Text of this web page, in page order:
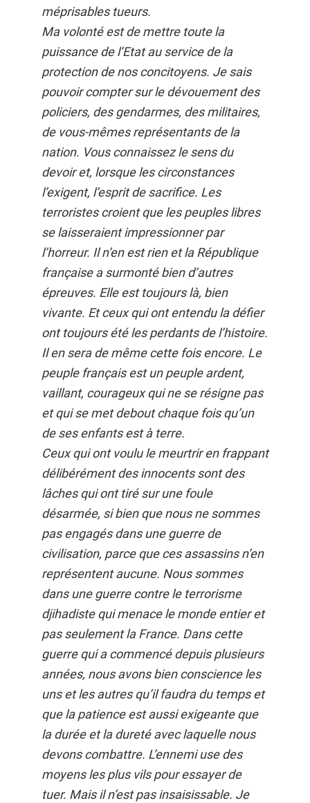
méprisables tueurs.
Ma volonté est de mettre toute la
puissance de l’Etat au service de la
protection de nos concitoyens. Je sais
pouvoir compter sur le dévouement des
policiers, des gendarmes, des militaires,
de vous-mêmes représentants de la
nation. Vous connaissez le sens du
devoir et, lorsque les circonstances
l’exigent, l’esprit de sacrifice. Les
terroristes croient que les peuples libres
se laisseraient impressionner par
l’horreur. Il n’en est rien et la République
française a surmonté bien d’autres
épreuves. Elle est toujours là, bien
vivante. Et ceux qui ont entendu la défier
ont toujours été les perdants de l’histoire.
Il en sera de même cette fois encore. Le
peuple français est un peuple ardent,
vaillant, courageux qui ne se résigne pas
et qui se met debout chaque fois qu’un
de ses enfants est à terre.
Ceux qui ont voulu le meurtrir en frappant
délibérément des innocents sont des
lâches qui ont tiré sur une foule
désarmée, si bien que nous ne sommes
pas engagés dans une guerre de
civilisation, parce que ces assassins n’en
représentent aucune. Nous sommes
dans une guerre contre le terrorisme
djihadiste qui menace le monde entier et
pas seulement la France. Dans cette
guerre qui a commencé depuis plusieurs
années, nous avons bien conscience les
uns et les autres qu’il faudra du temps et
que la patience est aussi exigeante que
la durée et la dureté avec laquelle nous
devons combattre. L’ennemi use des
moyens les plus vils pour essayer de
tuer. Mais il n’est pas insaisissable. Je